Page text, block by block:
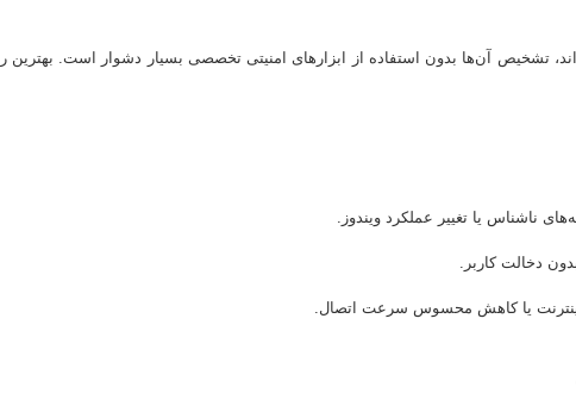
ناشناس یا تغییر عملکرد ویندوز.
دخالت کاربر.
یا کاهش محسوس سرعت اتصال.